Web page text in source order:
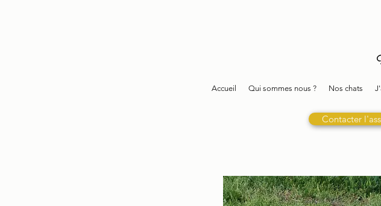
Accueil Qui sommes nous ? Nos chats
Contacter